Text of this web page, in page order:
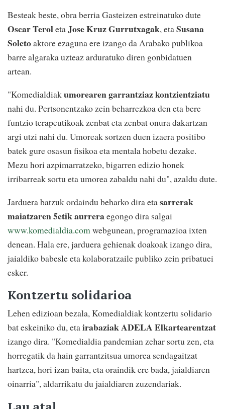
Besteak beste, obra berria Gasteizen estreinatuko dute
Oscar TeroletaJose Kruz Gurrutxagak, etaSusana
Soletoaktore ezaguna ere izango da Arabako publikoa
barre algaraka uzteaz arduratuko diren gonbidatuen
artean.
"Komedialdiakumorearen garrantziaz kontzientziatu
nahi du. Pertsonentzako zein beharrezkoa den eta bere
funtzio terapeutikoak zenbat eta zenbat onura dakartzan
argi utzi nahi du. Umoreak sortzen duen izaera positibo
batek gure osasun fisikoa eta mentala hobetu dezake.
Mezu hori azpimarratzeko, bigarren edizio honek
irribarreak sortu eta umorea zabaldu nahi du", azaldu dute.
Jarduera batzuk ordaindu beharko dira etasarrerak
maiatzaren 5etik aurreraegongo dira salgai
www.komedialdia.com webgunean, programazioa ixten
denean. Hala ere, jarduera gehienak doakoak izango dira,
jaialdiko babesle eta kolaboratzaile publiko zein pribatuei
esker.
Kontzertu solidarioa
Lehen edizioan bezala, Komedialdiak kontzertu solidario
bat eskeiniko du, etairabaziak ADELA Elkartearentzat
izango dira. "Komedialdia pandemian zehar sortu zen, eta
horregatik da hain garrantzitsua umorea sendagaitzat
hartzea, hori izan baita, eta oraindik ere bada, jaialdiaren
oinarria", aldarrikatu du jaialdiaren zuzendariak.